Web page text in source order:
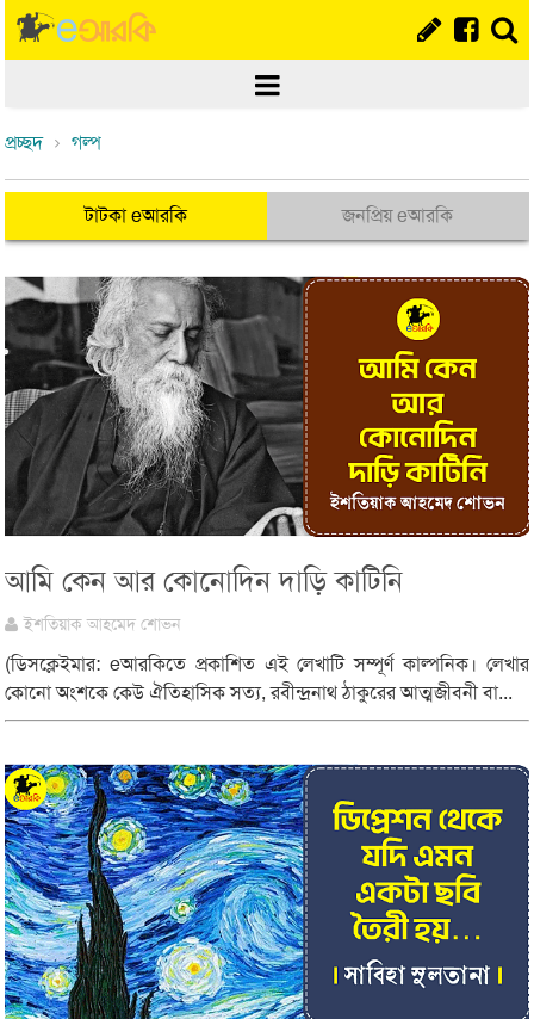
প্রচ্ছদ গল্প
জনপ্রিয় eআরকি
টাটকা eআরকি
আমি কেন আর কোনোদিন দাড়ি কাটিনি
ইশতিয়াক আহমেদ শোভন
(ডিসক্লেইমার: eআরকিতে প্রকাশিত এই লেখাটি সম্পূর্ণ কাল্পনিক। লেখার
কোনো অংশকে কেউ ঐতিহাসিক সত্য, রবীন্দ্রনাথ ঠাকুরের আত্মজীবনী বা...